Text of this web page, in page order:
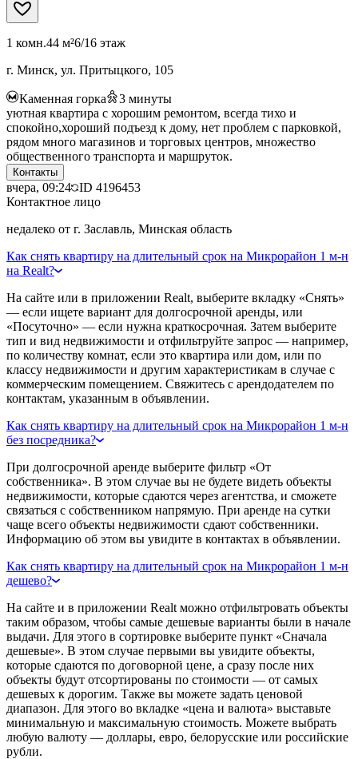
1 комн.44 м²6/16 этаж
г. Минск, ул. Притыцкого, 105
Каменная горка 3 минуты
уютная квартира с хорошим ремонтом, всегда тихо и
спокойно,хороший подъезд к дому, нет проблем с парковкой,
рядом много магазинов и торговых центров, множество
общественного транспорта и маршруток.
Контакты
вчера, 09:24 ID 4196453
Контактное лицо
недалеко от г. Заславль, Минская область
Как снять квартиру на длительный срок на Микрорайон 1 м-н
на Realt?
На сайте или в приложении Realt, выберите вкладку «Снять»
— если ищете вариант для долгосрочной аренды, или
«Посуточно» — если нужна краткосрочная. Затем выберите
тип и вид недвижимости и отфильтруйте запрос — например,
по количеству комнат, если это квартира или дом, или по
классу недвижимости и другим характеристикам в случае с
коммерческим помещением. Свяжитесь с арендодателем по
контактам, указанным в объявлении.
Как снять квартиру на длительный срок на Микрорайон 1 м-н
без посредника?
При долгосрочной аренде выберите фильтр «От
собственника». В этом случае вы не будете видеть объекты
недвижимости, которые сдаются через агентства, и сможете
связаться с собственником напрямую. При аренде на сутки
чаще всего объекты недвижимости сдают собственники.
Информацию об этом вы увидите в контактах в объявлении.
Как снять квартиру на длительный срок на Микрорайон 1 м-н
дешево?
На сайте и в приложении Realt можно отфильтровать объекты
таким образом, чтобы самые дешевые варианты были в начале
выдачи. Для этого в сортировке выберите пункт «Сначала
дешевые». В этом случае первыми вы увидите объекты,
которые сдаются по договорной цене, а сразу после них
объекты будут отсортированы по стоимости — от самых
дешевых к дорогим. Также вы можете задать ценовой
диапазон. Для этого во вкладке «цена и валюта» выставьте
минимальную и максимальную стоимость. Можете выбрать
любую валюту — доллары, евро, белорусские или российские
рубли.